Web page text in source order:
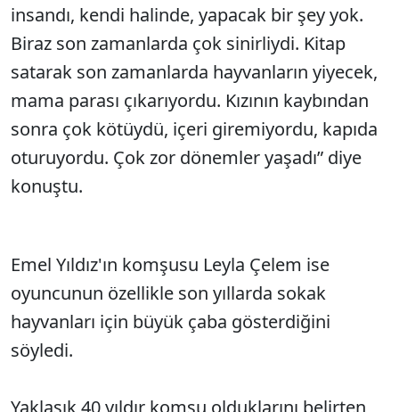
insandı, kendi halinde, yapacak bir şey yok.
Biraz son zamanlarda çok sinirliydi. Kitap
satarak son zamanlarda hayvanların yiyecek,
mama parası çıkarıyordu. Kızının kaybından
sonra çok kötüydü, içeri giremiyordu, kapıda
oturuyordu. Çok zor dönemler yaşadı” diye
konuştu.
Emel Yıldız'ın komşusu Leyla Çelem ise
oyuncunun özellikle son yıllarda sokak
hayvanları için büyük çaba gösterdiğini
söyledi.